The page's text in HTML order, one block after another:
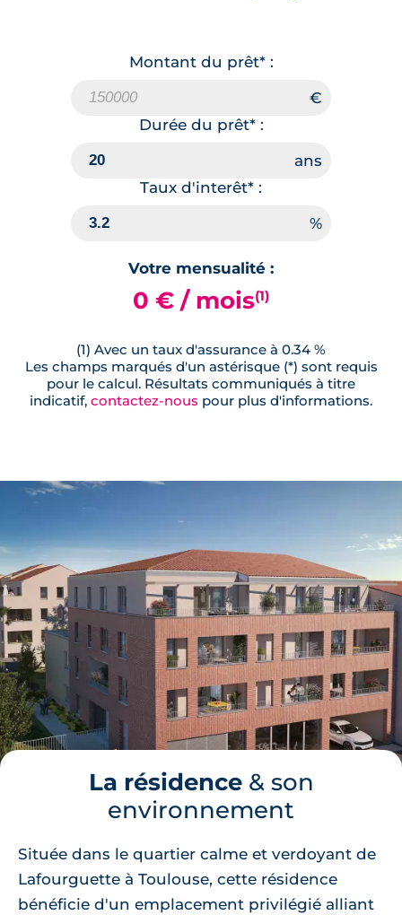
Montant du prêt* :
Durée du prêt* :
Taux d'interêt* :
Votre mensualité :
0 € / mois(1)
(1) Avec un taux d'assurance à 0.34 %
Les champs marqués d'un astérisque (*) sont requis
pour le calcul. Résultats communiqués à titre
indicatif, contactez-nous pour plus d'informations.
La résidence& son
environnement
Située dans le quartier calme et verdoyant de
Lafourguette à Toulouse, cette résidence
bénéficie d'un emplacement privilégié alliant